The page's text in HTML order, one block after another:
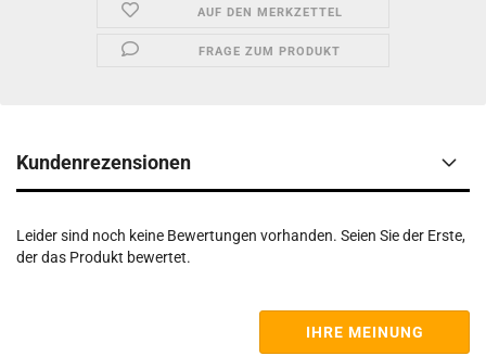
AUF DEN MERKZETTEL
FRAGE ZUM PRODUKT
Kundenrezensionen
Leider sind noch keine Bewertungen vorhanden. Seien Sie der Erste,
der das Produkt bewertet.
IHRE MEINUNG